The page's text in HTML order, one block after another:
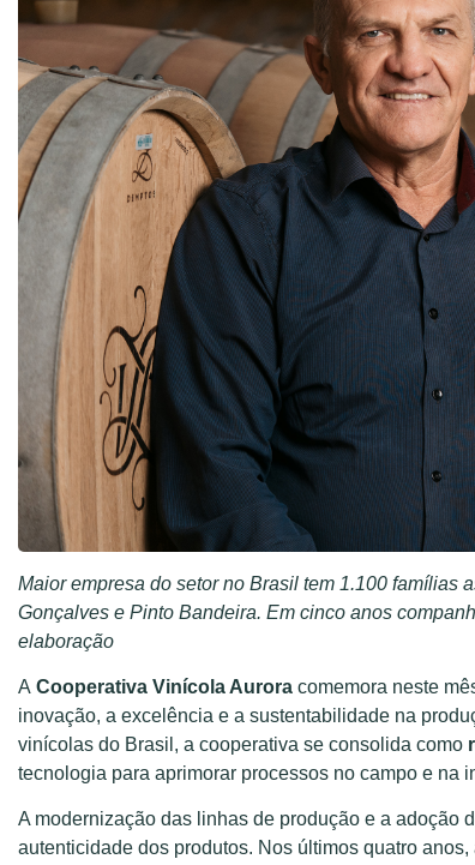
Maior empresa do setor no Brasil tem 1.100 famílias
Gonçalves e Pinto Bandeira. Em cinco anos
elaboração
A Cooperativa Vinícola Aurora comemora neste
inovação, a excelência e a sustentabilidade na
vinícolas do Brasil, a cooperativa se consolida como
tecnologia para aprimorar processos no campo e na
A modernização das linhas de produção e a adoção
autenticidade dos produtos. Nos últimos quatro